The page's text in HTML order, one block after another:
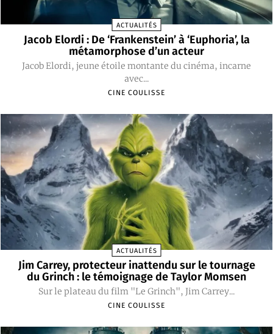
ACTUALITÉS
Jacob Elordi : De ‘Frankenstein’ à ‘Euphoria’, la
métamorphose d’un acteur
Jacob Elordi, jeune étoile montante du cinéma, incarne
avec...
CINE COULISSE
ACTUALITÉS
Jim Carrey, protecteur inattendu sur le tournage
du Grinch : le témoignage de Taylor Momsen
Sur le plateau du film "Le Grinch", Jim Carrey...
CINE COULISSE